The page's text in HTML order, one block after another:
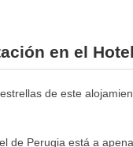
en el
de este
de Perugia está a